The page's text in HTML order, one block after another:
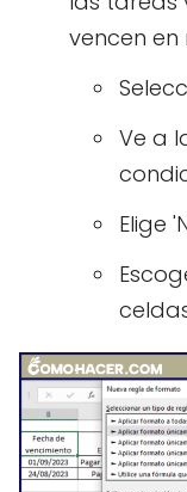
vencen
Ve a
Elige